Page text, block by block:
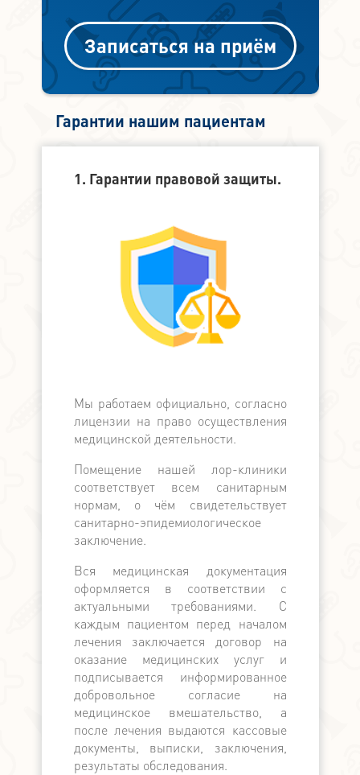
Записаться на приём
Гарантии нашим пациентам
1. Гарантии правовой защиты.
Мы работаем официально, согласно
лицензии на право осуществления
медицинской деятельности.
Помещение нашей лор-клиники
соответствует всем санитарным
нормам, о чём свидетельствует
санитарно-эпидемиологическое
заключение.
Вся медицинская документация
оформляется в соответствии с
актуальными требованиями. С
каждым пациентом перед началом
лечения заключается договор на
оказание медицинских услуг и
подписывается информированное
добровольное согласие на
медицинское вмешательство, а
после лечения выдаются кассовые
документы, выписки, заключения,
результаты обследования.
Мы